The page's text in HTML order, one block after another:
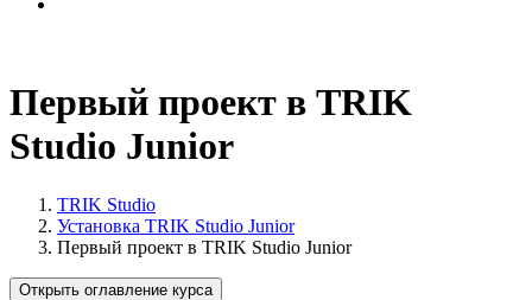
Первый проект в TRIK
Studio Junior
TRIK Studio
Установка TRIK Studio Junior
Первый проект в TRIK Studio Junior
Открыть оглавление курса